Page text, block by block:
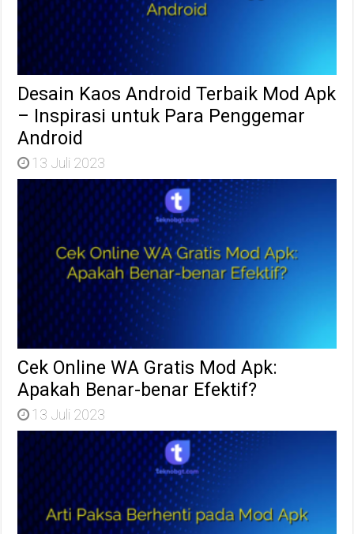
Desain Kaos Android Terbaik Mod Apk
– Inspirasi untuk Para Penggemar
Android
13 Juli 2023
Cek Online WA Gratis Mod Apk:
Apakah Benar-benar Efektif?
13 Juli 2023